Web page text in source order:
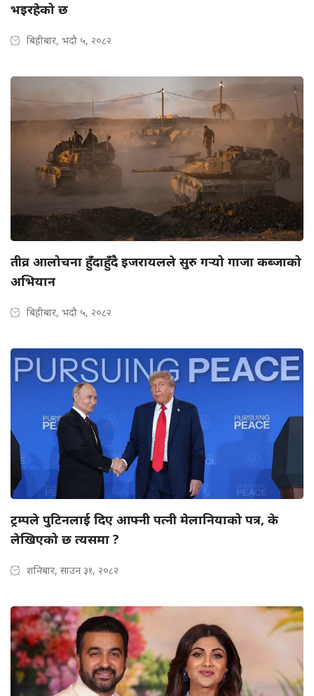
भइरहेको छ
बिहीबार, भदौ ५, २०८२
तीव्र आलोचना हुँदाहुँदै इजरायलले सुरु गर्‍यो गाजा कब्जाको
अभियान
बिहीबार, भदौ ५, २०८२
ट्रम्पले पुटिनलाई दिए आफ्नी पत्नी मेलानियाको पत्र, के
लेखिएको छ त्यसमा ?
शनिबार, साउन ३१, २०८२